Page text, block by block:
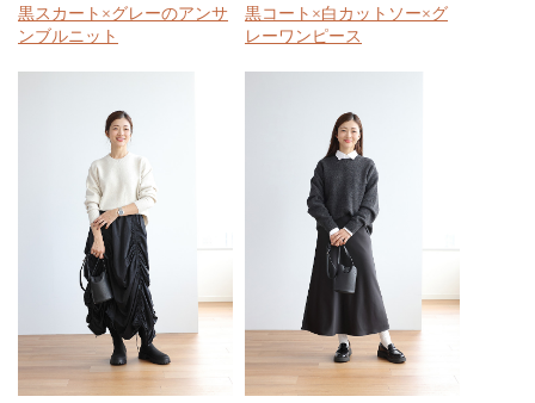
黒スカート×グレーのアンサ
ンブルニット
黒コート×白カットソー×グ
レーワンピース